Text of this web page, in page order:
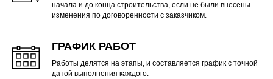
начала и до конца строительства, если не были внесены
изменения по договоренности с заказчиком.
ГРАФИК РАБОТ
Работы делятся на этапы, и составляется график с точной
датой выполнения каждого.